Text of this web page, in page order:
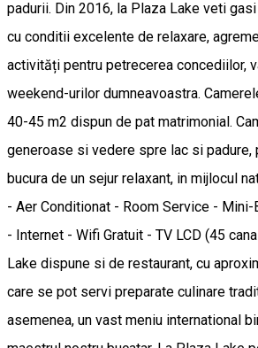
padurii. Din 2016, la Plaza Lake veti
cu conditii excelente de relaxare,
activități pentru petrecerea concediilor,
weekend-urilor dumneavoastra.
40-45 m2 dispun de pat matrimonial.
generoase si vedere spre lac si padure,
bucura de un sejur relaxant, in mijlocul
- Aer Conditionat - Room Service - Mini-
- Internet - Wifi Gratuit - TV LCD (45
Lake dispune si de restaurant, cu
care se pot servi preparate culinare
asemenea, un vast meniu international